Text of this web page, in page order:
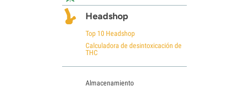
Headshop
Top 10 Headshop
Calculadora de desintoxicación de
THC
Almacenamiento